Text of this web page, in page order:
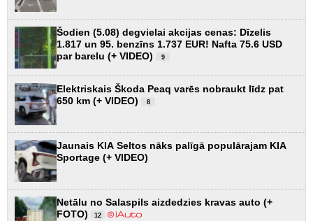
Šodien (5.08) degvielai akcijas cenas: Dīzelis
1.817 un 95. benzīns 1.737 EUR! Nafta 75.6 USD
par barelu (+ VIDEO)
9
Elektriskais Škoda Peaq varēs nobraukt līdz pat
650 km (+ VIDEO)
8
Jaunais KIA Seltos nāks palīgā populārajam KIA
Sportage (+ VIDEO)
Netālu no Salaspils aizdedzies kravas auto (+
FOTO)
12